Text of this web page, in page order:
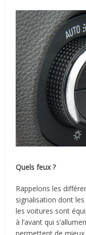
Quels feux ?
Rappelons les
signalisation dont
les voitures sont
à l’avant qui